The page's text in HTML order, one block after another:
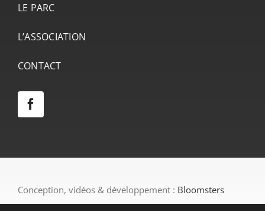
LE PARC
L’ASSOCIATION
CONTACT
Conception, vidéos & développement : Bloomsters